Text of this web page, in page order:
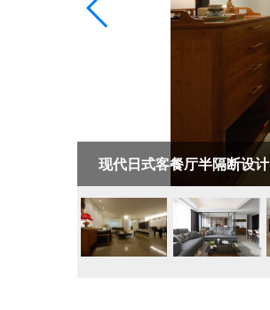
现代日式客餐厅半隔断设计